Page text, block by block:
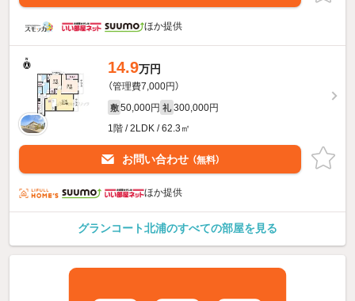
ほか提供
14.9万円
（管理費7,000円）
敷 50,000円 礼 300,000円
1階 / 2LDK / 62.3㎡
お問い合わせ （無料）
ほか提供
グランコート北浦のすべての部屋を見る